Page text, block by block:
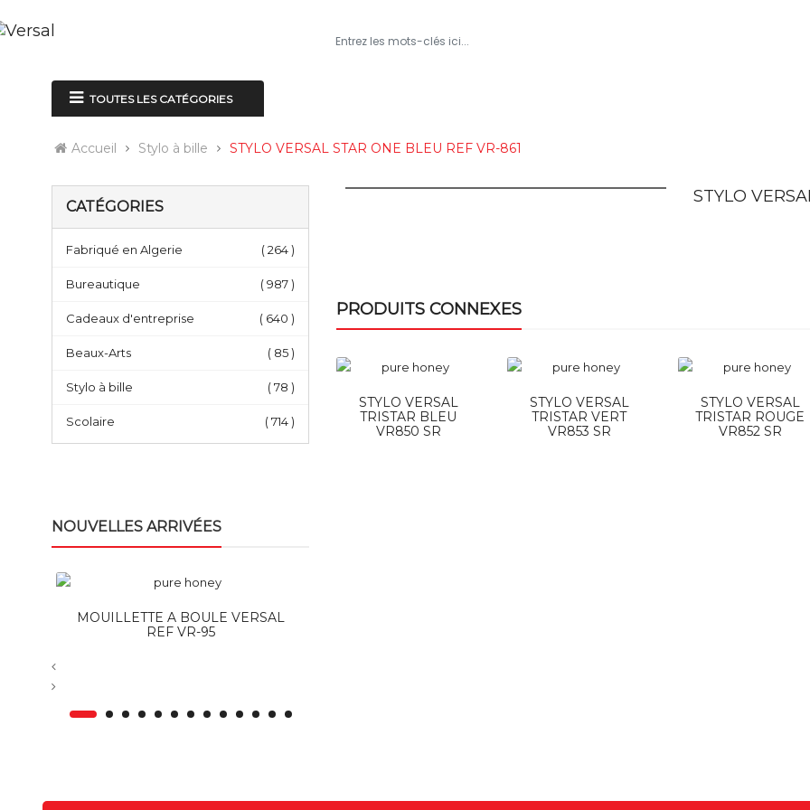
TOUTES LES CATÉGORIES
Accueil Stylo à bille STYLO VERSAL STAR ONE BLEU REF VR-861
CATÉGORIES
Fabriqué en Algerie ( 264 )
Bureautique ( 987 )
Cadeaux d'entreprise ( 640 )
Beaux-Arts ( 85 )
Stylo à bille ( 78 )
Scolaire ( 714 )
NOUVELLES ARRIVÉES
MOUILLETTE A BOULE VERSAL
REF VR-95
STYLO
PRODUITS CONNEXES
STYLO VERSAL
TRISTAR BLEU
VR850 SR
STYLO VERSAL
TRISTAR VERT
VR853 SR
STYLO VERSAL
TRISTAR ROUGE
VR852 SR